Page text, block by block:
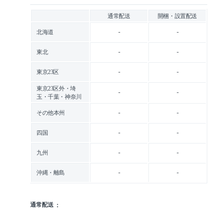
通常配送 開梱・設置配送
北海道 - -
東北 - -
東京23区 - -
東京23区外・埼
玉・千葉・神奈川
- -
その他本州 - -
四国 - -
九州 - -
沖縄・離島 - -
通常配送